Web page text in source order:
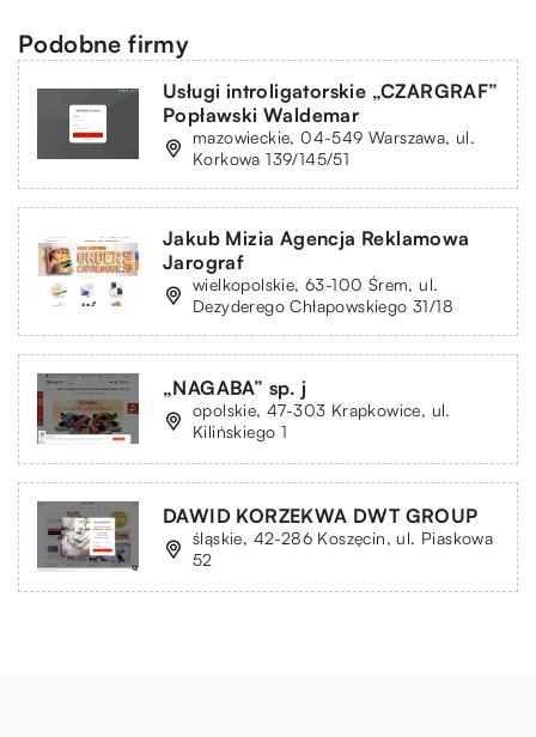
Podobne firmy
Usługi introligatorskie „CZARGRAF”
Popławski Waldemar
mazowieckie, 04-549 Warszawa, ul.
Korkowa 139/145/51
Jakub Mizia Agencja Reklamowa
Jarograf
wielkopolskie, 63-100 Śrem, ul.
Dezyderego Chłapowskiego 31/18
„NAGABA” sp. j
opolskie, 47-303 Krapkowice, ul.
Kilińskiego 1
DAWID KORZEKWA DWT GROUP
śląskie, 42-286 Koszęcin, ul. Piaskowa
52